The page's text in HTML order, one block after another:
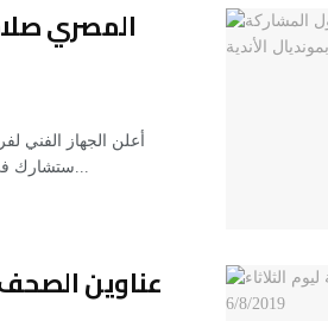
المصري
أعلن الجهاز الفني
ستشارك في بطولة كأس العالم للأندية لكرة القدم التي ستقام...
عناوين الصحف